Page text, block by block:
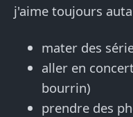
j'aime toujours
mater des
aller en
bourrin)
prendre des